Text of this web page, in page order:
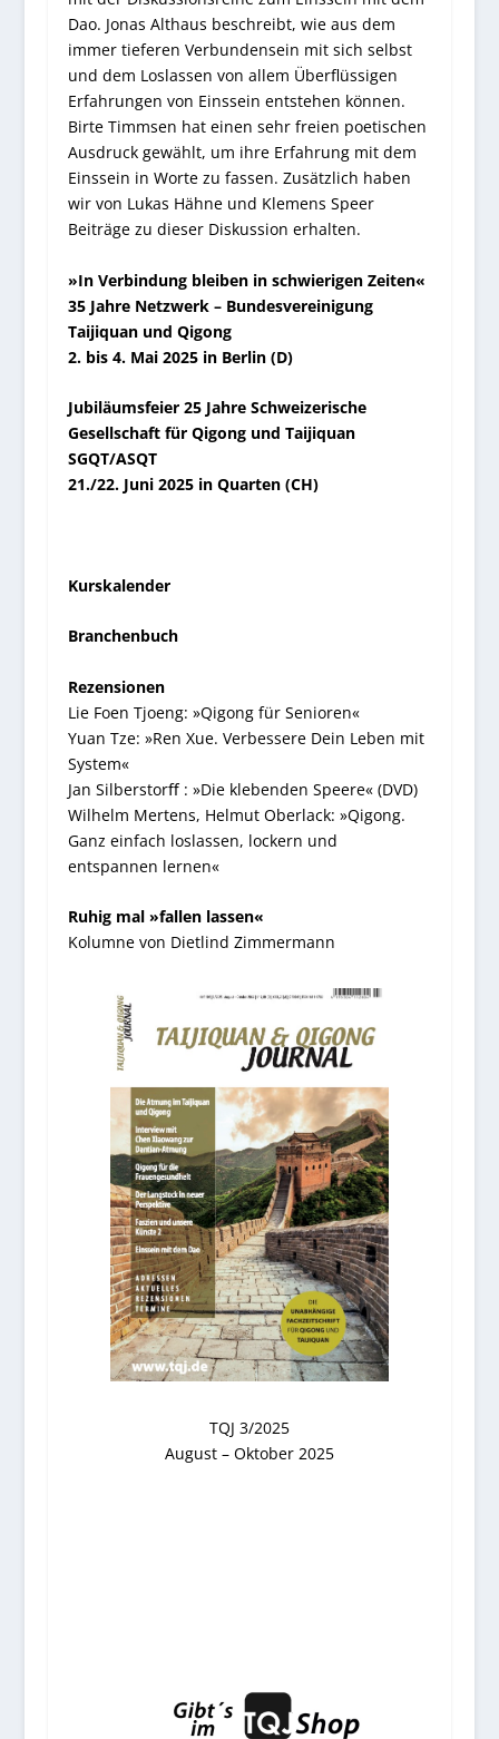
Dao. Jonas Althaus beschreibt, wie aus dem
immer tieferen Verbundensein mit sich selbst
und dem Loslassen von allem Überflüssigen
Erfahrungen von Einssein entstehen können.
Birte Timmsen hat einen sehr freien poetischen
Ausdruck gewählt, um ihre Erfahrung mit dem
Einssein in Worte zu fassen. Zusätzlich haben
wir von Lukas Hähne und Klemens Speer
Beiträge zu dieser Diskussion erhalten.
»In Verbindung bleiben in schwierigen Zeiten«
35 Jahre Netzwerk – Bundesvereinigung
Taijiquan und Qigong
2. bis 4. Mai 2025 in Berlin (D)
Jubiläumsfeier 25 Jahre Schweizerische
Gesellschaft für Qigong und Taijiquan
SGQT/ASQT
21./22. Juni 2025 in Quarten (CH)
Kurskalender
Branchenbuch
Rezensionen
Lie Foen Tjoeng: »Qigong für Senioren«
Yuan Tze: »Ren Xue. Verbessere Dein Leben mit
System«
Jan Silberstorﬀ : »Die klebenden Speere« (DVD)
Wilhelm Mertens, Helmut Oberlack: »Qigong.
Ganz einfach loslassen, lockern und
entspannen lernen«
Ruhig mal »fallen lassen«
Kolumne von Dietlind Zimmermann
TQJ 3/2025
August – Oktober 2025